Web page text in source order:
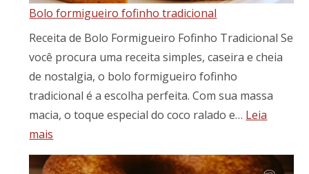
suculenta
sabor
Bolo formigueiro fofinho tradicional
Receita de Bolo Formigueiro Fofinho Tradicional Se
você procura uma receita simples, caseira e cheia
de nostalgia, o bolo formigueiro fofinho
tradicional é a escolha perfeita. Com sua massa
macia, o toque especial do coco ralado e… Leia
mais
formigueiro